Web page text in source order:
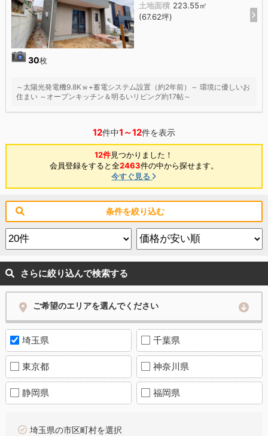
30枚
土地面積 223.55㎡
(67.62坪)
～太陽光発電機9.8Kｗ+蓄電システム設置（約2年前）～ 環境に優しいお
住まい ～オープンキッチン＆明るいリビング約17帖～
12件中1～12件を表示
12件見つかりました！
会員登録をすると全2463件の中から探せます。
今すぐ見る
条件を絞り込む
さらに絞り込んで検索する
ご希望のエリアを選んでください
埼玉県 千葉県
東京都 神奈川県
静岡県 福岡県
埼玉県の市区町村を選択